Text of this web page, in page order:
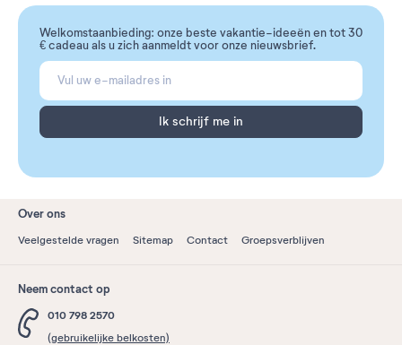
Welkomstaanbieding: onze beste vakantie-ideeën en tot 30
€ cadeau als u zich aanmeldt voor onze nieuwsbrief.
Ik schrijf me in
Over ons
Veelgestelde vragen Sitemap Contact Groepsverblijven
Neem contact op
010 798 2570
(gebruikelijke belkosten)